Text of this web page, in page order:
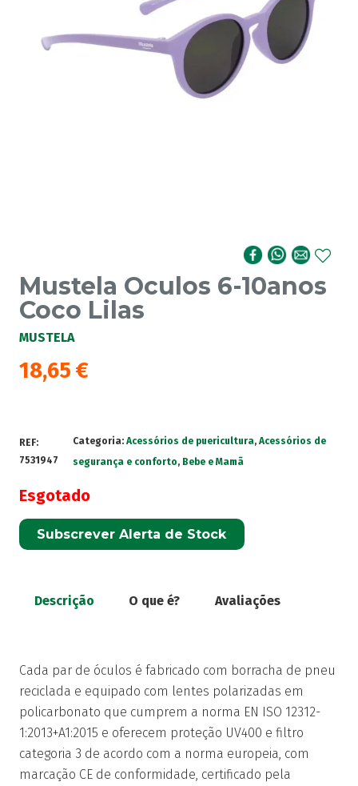
Mustela Oculos 6-10anos
Coco Lilas
MUSTELA
18,65 €
REF:
7531947
Categoria: Acessórios de puericultura, Acessórios de
segurança e conforto, Bebe e Mamã
Esgotado
Subscrever Alerta de Stock
Descrição O que é? Avaliações
Cada par de óculos é fabricado com borracha de pneu
reciclada e equipado com lentes polarizadas em
policarbonato que cumprem a norma EN ISO 12312-
1:2013+A1:2015 e oferecem proteção UV400 e filtro
categoria 3 de acordo com a norma europeia, com
marcação CE de conformidade, certificado pela